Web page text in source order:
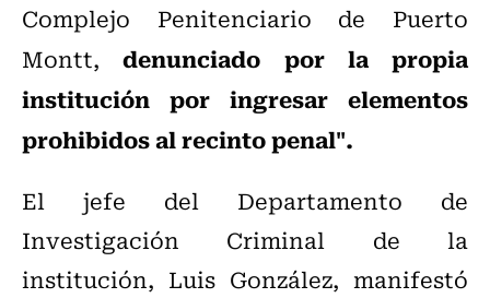
Complejo Penitenciario de Puerto
Montt,denunciado por la propia
institución por ingresar elementos
prohibidos al recinto penal".
El jefe del Departamento de
Investigación Criminal de la
institución, Luis González, manifestó